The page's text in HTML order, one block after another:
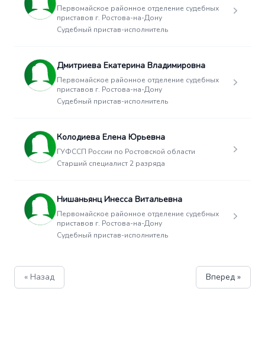
Первомайское районное отделение судебных
приставов г. Ростова-на-Дону
Судебный пристав-исполнитель
Дмитриева Екатерина Владимировна
Первомайское районное отделение судебных
приставов г. Ростова-на-Дону
Судебный пристав-исполнитель
Колодиева Елена Юрьевна
ГУФССП России по Ростовской области
Старший специалист 2 разряда
Нишаньянц Инесса Витальевна
Первомайское районное отделение судебных
приставов г. Ростова-на-Дону
Судебный пристав-исполнитель
« Назад Вперед »